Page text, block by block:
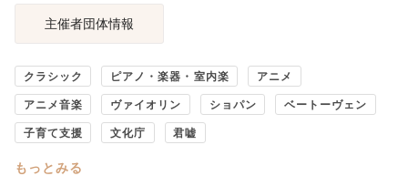
主催者団体情報
クラシック ピアノ・楽器・室内楽 アニメ
アニメ音楽 ヴァイオリン ショパン ベートーヴェン
子育て支援 文化庁 君嘘
もっとみる